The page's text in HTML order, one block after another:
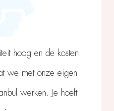
hoog en de kosten
we met onze eigen
werken. Je hoeft